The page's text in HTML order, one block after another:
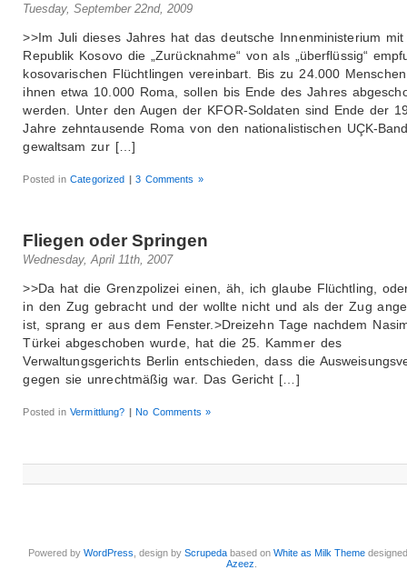
Tuesday, September 22nd, 2009
>>Im Juli dieses Jahres hat das deutsche Innenministerium
Republik Kosovo die „Zurücknahme“ von als „überflüssig“
kosovarischen Flüchtlingen vereinbart. Bis zu 24.000
ihnen etwa 10.000 Roma, sollen bis Ende des Jahres
werden. Unter den Augen der KFOR-Soldaten sind Ende der
Jahre zehntausende Roma von den nationalistischen UÇK-
gewaltsam zur […]
Posted inCategorized | 3 Comments »
Fliegen oder Springen
Wednesday, April 11th, 2007
>>Da hat die Grenzpolizei einen, äh, ich glaube Flüchtling,
in den Zug gebracht und der wollte nicht und als der Zug
ist, sprang er aus dem Fenster.>Dreizehn Tage nachdem
Türkei abgeschoben wurde, hat die 25. Kammer des
Verwaltungsgerichts Berlin entschieden, dass die
gegen sie unrechtmäßig war. Das Gericht […]
Posted inVermittlung? | No Comments »
Powered byWordPress , design byScrupeda based onWhite as Milk Theme
Azeez